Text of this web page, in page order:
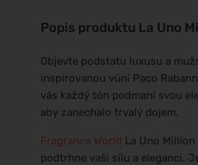
Popis produktu La Uno
Objevte podstatu luxusu a
inspirovanou vůní Paco
vás každý tón podmaní svou
aby zanechalo trvalý dojem.
Fragrance World La Uno
podtrhne vaši sílu a eleganci.